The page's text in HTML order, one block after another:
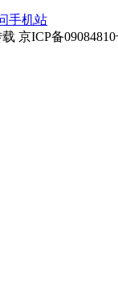
手机站
京ICP备09084810